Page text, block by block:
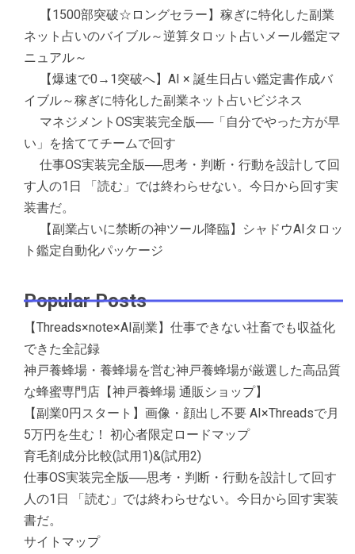
【1500部突破☆ロングセラー】稼ぎに特化した副業
ネット占いのバイブル～逆算タロット占いメール鑑定マ
ニュアル～
【爆速で0→1突破へ】AI × 誕生日占い鑑定書作成バ
イブル～稼ぎに特化した副業ネット占いビジネス
マネジメントOS実装完全版──「自分でやった方が早
い」を捨ててチームで回す
仕事OS実装完全版──思考・判断・行動を設計して回
す人の1日 「読む」では終わらせない。今日から回す実
装書だ。
【副業占いに禁断の神ツール降臨】シャドウAIタロッ
ト鑑定自動化パッケージ
Popular Posts
【Threads×note×AI副業】仕事できない社畜でも収益化
できた全記録
神戸養蜂場・養蜂場を営む神戸養蜂場が厳選した高品質
な蜂蜜専門店【神戸養蜂場 通販ショップ】
【副業0円スタート】画像・顔出し不要 AI×Threadsで月
5万円を生む！ 初心者限定ロードマップ
育毛剤成分比較(試用1)&(試用2)
仕事OS実装完全版──思考・判断・行動を設計して回す
人の1日 「読む」では終わらせない。今日から回す実装
書だ。
サイトマップ